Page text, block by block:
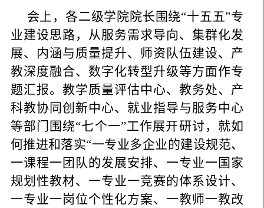
会上，各二级学院院长围绕“十五五”专
业建设思路，从服务需求导向、集群化发
展、内涵与质量提升、师资队伍建设、产
教深度融合、数字化转型升级等方面作专
题汇报。教学质量评估中心、教务处、产
科教协同创新中心、就业指导与服务中心
等部门围绕“七个一”工作展开研讨，就如
何推进和落实“一专业多企业的建设规范、
一课程一团队的发展安排、一专业一国家
规划性教材、一专业一竞赛的体系设计、
一专业一岗位个性化方案、一教师一教改